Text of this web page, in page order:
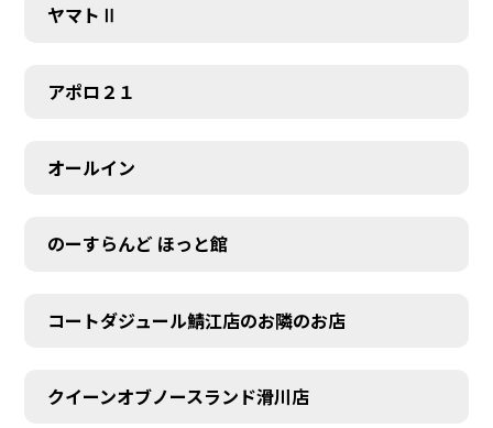
ヤマトⅡ
アポロ２１
オールイン
のーすらんど ほっと館
コートダジュール鯖江店のお隣のお店
クイーンオブノースランド滑川店